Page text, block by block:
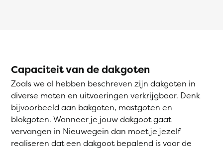
Capaciteit van de dakgoten
Zoals we al hebben beschreven zijn dakgoten in
diverse maten en uitvoeringen verkrijgbaar. Denk
bijvoorbeeld aan bakgoten, mastgoten en
blokgoten. Wanneer je jouw dakgoot gaat
vervangen in Nieuwegein dan moet je jezelf
realiseren dat een dakgoot bepalend is voor de